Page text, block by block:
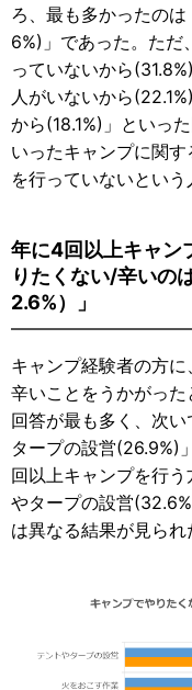
ろ、最も多かったの
6%)」であった。ただ
っていないから
人がいないから
から(18.1%)」といっ
いったキャンプに関
を行っていないという
年に4回以上キャン
りたくない/辛いの
2.6%）」
キャンプ経験者の方に
辛いことをうかがっ
回答が最も多く、次
タープの設営(26.9%)
回以上キャンプを行
やタープの設営
は異なる結果が見られ